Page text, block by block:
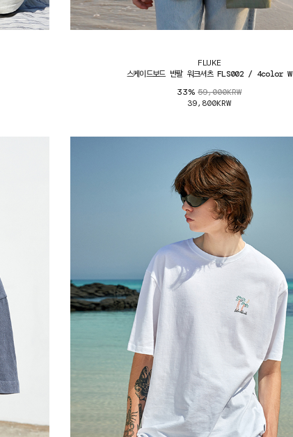
FLUKE
스케이드보드 반팔 워크셔츠 FLS002 / 4color W
33% 59,000KRW
39,800KRW